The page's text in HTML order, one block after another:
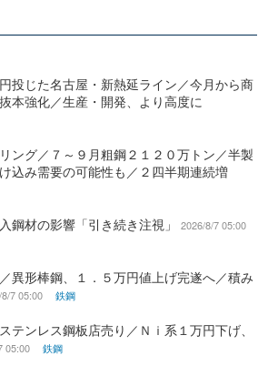
投じた名古屋・新熱延ライン／今月から商
本強化／生産・開発、より高度に
ング／７～９月粗鋼２１２０万トン／半製
込み需要の可能性も／２四半期連続増
鋼材の影響「引き続き注視」
2026/8/7 05:00
異形棒鋼、１．５万円値上げ完遂へ／積み
7 05:00 鉄鋼
テンレス鋼板店売り／Ｎｉ系１万円下げ、
05:00 鉄鋼